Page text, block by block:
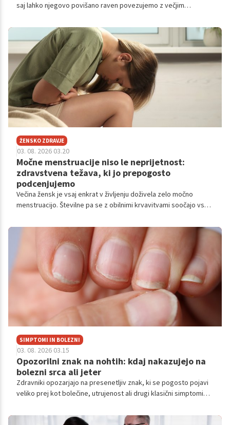
saj lahko njegovo povišano raven povezujemo z večjim
ŽENSKO ZDRAVJE
03. 08. 2026 03.20
Močne menstruacije niso le neprijetnost:
zdravstvena težava, ki jo prepogosto
podcenjujemo
Večina žensk je vsaj enkrat v življenju doživela zelo močno
menstruacijo. Številne pa se z obilnimi krvavitvami soočajo vsak
takšno razmišljanje pa eden največjih razlogov, da mnoge
predolgo živijo z utrujenostjo, slabokrvnostjo in drugimi
zdravstvenimi težavami.
SIMPTOMI IN BOLEZNI
03. 08. 2026 03.15
Opozorilni znak na nohtih: kdaj nakazujejo na
bolezni srca ali jeter
Zdravniki opozarjajo na presenetljiv znak, ki se pogosto pojavi
veliko prej kot bolečine, utrujenost ali drugi klasični simptomi